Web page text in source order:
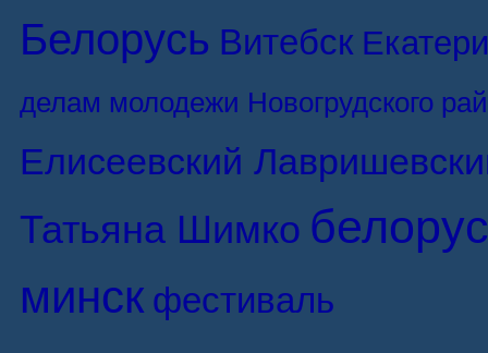
Белорусь Витебск
делам молодежи Новогрудского
Елисеевский
Татьяна Шимко
минскфестиваль